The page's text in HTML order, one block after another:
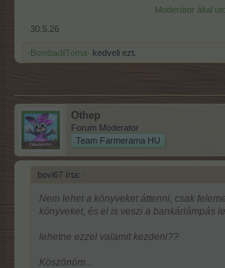
Moderátor által
30.5.26
-BombadilToma- kedveli ezt.
Othep
Forum Moderator
Team Farmerama HU
bovi67 írta: ↑
Nem lehet a könyveket áttenni, csak
könyveket, és el is veszi a bankárlámpás
lehetne ezzel valamit kezdeni??
Köszönöm...